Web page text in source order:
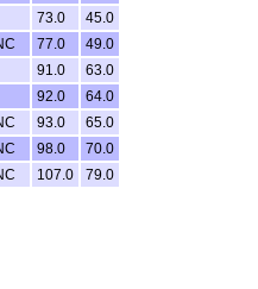
73.0
45.0
77.0
49.0
91.0
63.0
92.0
64.0
93.0
65.0
98.0
70.0
107.0 79.0